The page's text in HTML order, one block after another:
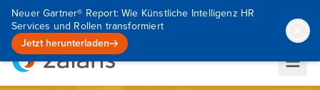
Neuer Gartner® Report: Wie Künstliche Intelligenz HR
Services und Rollen transformiert
Jetzt herunterladen